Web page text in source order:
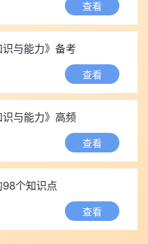
讲真题：幼儿园
讲真题：小学各科目
讲真题：初中各科目
讲真题：高中各科目
构化真题及答案
化真题及答案
结构化真题及答案
果，若顺利通过，可提前梳
布的认定公告;若未合格，只
查看
与能力》备考
查看
与能力》高频
查看
个知识点
查看